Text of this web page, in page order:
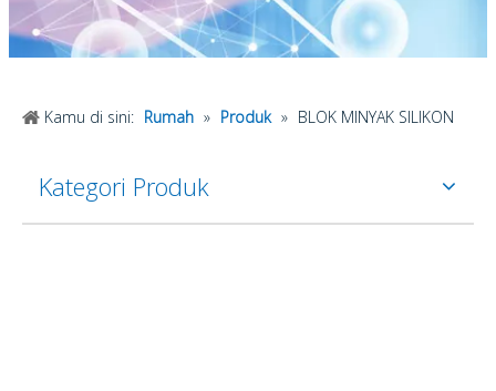
Kamu di sini: Rumah » Produk » BLOK MINYAK SILIKON
Kategori Produk